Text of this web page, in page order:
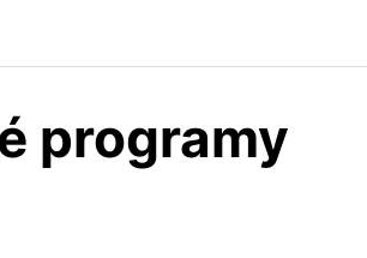
programy